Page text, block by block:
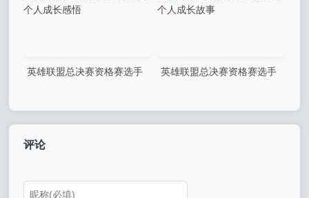
英雄联盟总决赛资格赛选手
英雄联盟总决赛资格赛选手
评论